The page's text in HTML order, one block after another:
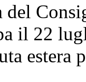
il 22
estera